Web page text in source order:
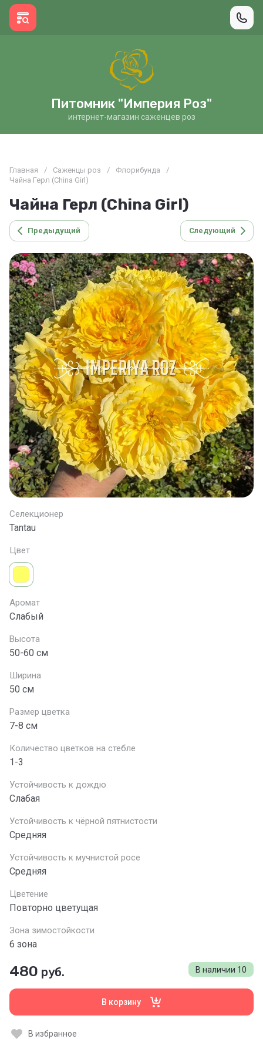
Питомник "Империя Роз"
интернет-магазин саженцев роз
Главная / Саженцы роз / Флорибунда
/
Чайна Герл (China Girl)
Чайна Герл (China Girl)
Предыдущий Следующий
Селекционер
Tantau
Цвет
Аромат
Слабый
Высота
50-60 см
Ширина
50 см
Размер цветка
7-8 см
Количество цветков на стебле
1-3
Устойчивость к дождю
Слабая
Устойчивость к чёрной пятнистости
Средняя
Устойчивость к мучнистой росе
Средняя
Цветение
Повторно цветущая
Зона зимостойкости
6 зона
В наличии 10
480 руб.
В корзину
В избранное